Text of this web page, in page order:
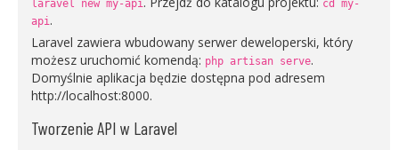
laravel new my-api
cd my-
api.
Laravel zawiera wbudowany serwer deweloperski, który
możesz uruchomić komendą: php artisan serve.
Domyślnie aplikacja będzie dostępna pod adresem
http://localhost:8000.
Tworzenie API w Laravel